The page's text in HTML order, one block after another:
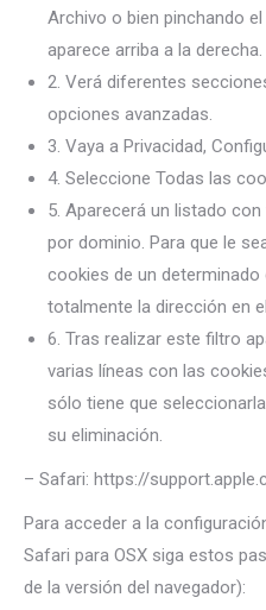
Archivo o bien pinchando
aparece arriba a la derecha.
2. Verá diferentes
opciones avanzadas.
3. Vaya a Privacidad,
4. Seleccione Todas las
5. Aparecerá un listado
por dominio. Para que le
cookies de un
totalmente la dirección en
6. Tras realizar este filtro
varias líneas con las
sólo tiene que
su eliminación.
– Safari: https://
Para acceder a la
Safari para OSX siga estos
de la versión del navegador):